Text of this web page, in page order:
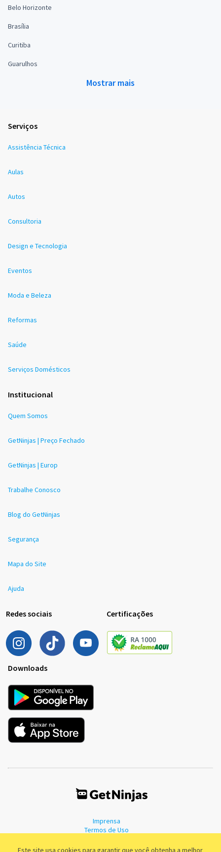
Belo Horizonte
Brasília
Curitiba
Guarulhos
Mostrar mais
Serviços
Assistência Técnica
Aulas
Autos
Consultoria
Design e Tecnologia
Eventos
Moda e Beleza
Reformas
Saúde
Serviços Domésticos
Institucional
Quem Somos
GetNinjas | Preço Fechado
GetNinjas | Europ
Trabalhe Conosco
Blog do GetNinjas
Segurança
Mapa do Site
Ajuda
Redes sociais Certificações
Downloads
Imprensa
Termos de Uso